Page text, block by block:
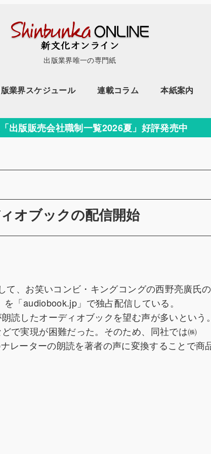
出版業界唯一の専門紙
業界スケジュール 連載コラム 本紙案内
出版販売会社職制一覧2026夏」好評発売中
オブックの配信開始
、お笑いコンビ・キングコングの西野亮廣氏
「audiobook.jp」で独占配信している。
読したオーディオブックを望む声が多いという
で実現が困難だった。そのため、同社では㈱
レーターの朗読を著者の声に変換することで商